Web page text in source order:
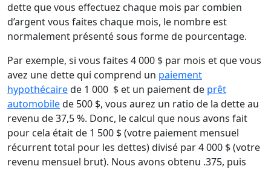
dette que vous effectuez chaque mois par combien
d’argent vous faites chaque mois, le nombre est
normalement présenté sous forme de pourcentage.
Par exemple, si vous faites 4 000 $ par mois et que vous
avez une dette qui comprend un paiement
hypothécairede 1 000 $ et un paiement de prêt
automobilede 500 $, vous aurez un ratio de la dette au
revenu de 37,5 %. Donc, le calcul que nous avons fait
pour cela était de 1 500 $ (votre paiement mensuel
récurrent total pour les dettes) divisé par 4 000 $ (votre
revenu mensuel brut). Nous avons obtenu .375, puis